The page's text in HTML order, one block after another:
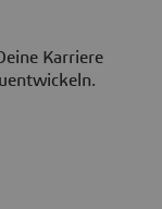
Karriere